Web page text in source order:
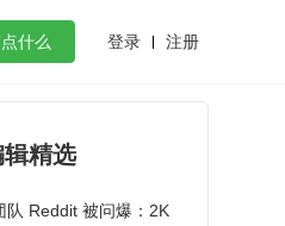
什么 登录 注册
flutter精选
队 Reddit 被问爆：2K